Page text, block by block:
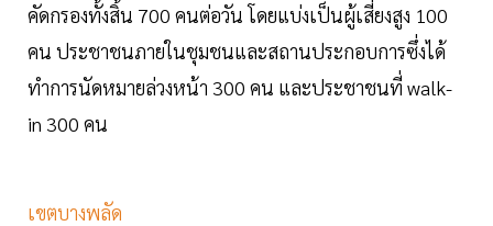
คัดกรองทั้งสิ้น 700 คนต่อวัน โดยแบ่งเป็นผู้เสี่ยงสูง 100
คน ประชาชนภายในชุมชนและสถานประกอบการซึ่งได้
ทำการนัดหมายล่วงหน้า 300 คน และประชาชนที่ walk-
in 300 คน
เขตบางพลัด